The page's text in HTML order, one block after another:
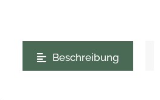
Beschreibung